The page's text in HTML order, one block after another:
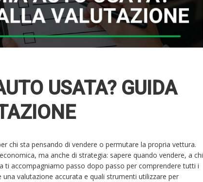
USATA? GUIDA
chi sta pensando di vendere o permutare la propria vettura.
ma anche di strategia: sapere quando vendere, a chi
ti accompagniamo passo dopo passo per comprendere tutti i
valutazione accurata e quali strumenti utilizzare per